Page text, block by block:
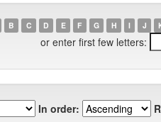
B C D E F G H I J
or enter first few letters:
In order: